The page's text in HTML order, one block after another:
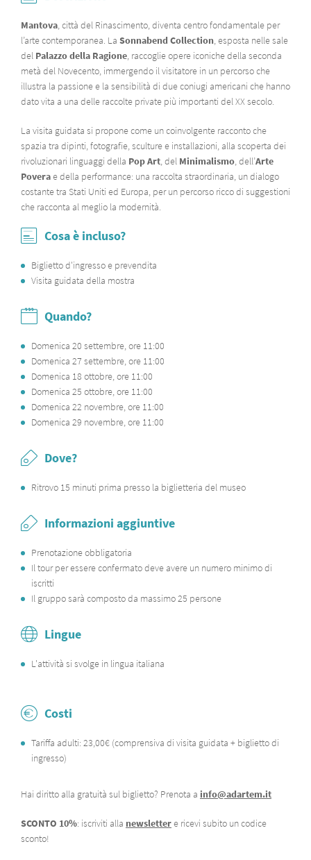
Mantova, città del Rinascimento, diventa centro fondamentale per
l’arte contemporanea. La Sonnabend Collection, esposta nelle sale
del Palazzo della Ragione, raccoglie opere iconiche della seconda
metà del Novecento, immergendo il visitatore in un percorso che
illustra la passione e la sensibilità di due coniugi americani che hanno
dato vita a una delle raccolte private più importanti del XX secolo.
La visita guidata si propone come un coinvolgente racconto che
spazia tra dipinti, fotografie, sculture e installazioni, alla scoperta dei
rivoluzionari linguaggi della Pop Art, del Minimalismo, dell’Arte
Poverae della performance: una raccolta straordinaria, un dialogo
costante tra Stati Uniti ed Europa, per un percorso ricco di suggestioni
che racconta al meglio la modernità.
Cosa è incluso?
Biglietto d'ingresso e prevendita
Visita guidata della mostra
Quando?
Domenica 20 settembre, ore 11:00
Domenica 27 settembre, ore 11:00
Domenica 18 ottobre, ore 11:00
Domenica 25 ottobre, ore 11:00
Domenica 22 novembre, ore 11:00
Domenica 29 novembre, ore 11:00
Dove?
Ritrovo 15 minuti prima presso la biglietteria del museo
Informazioni aggiuntive
Prenotazione obbligatoria
Il tour per essere confermato deve avere un numero minimo di
iscritti
Il gruppo sarà composto da massimo 25 persone
Lingue
L'attività si svolge in lingua italiana​
Costi
Tariffa adulti: 23,00€ (comprensiva di visita guidata + biglietto di
ingresso)
Hai diritto alla gratuità sul biglietto? Prenota a info@adartem.it
SCONTO 10%: iscriviti alla newslettere ricevi subito un codice
sconto!